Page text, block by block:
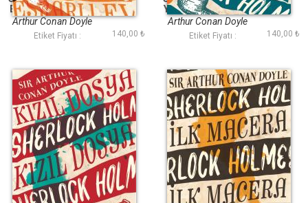
Esrarlı Ev (Portakal
Kitap)
Arthur Conan Doyle
Etiket Fiyatı : 140,00 ₺
Yaralı Yüz (Portakal
Kitap)
Arthur Conan Doyle
Etiket Fiyatı : 140,00 ₺